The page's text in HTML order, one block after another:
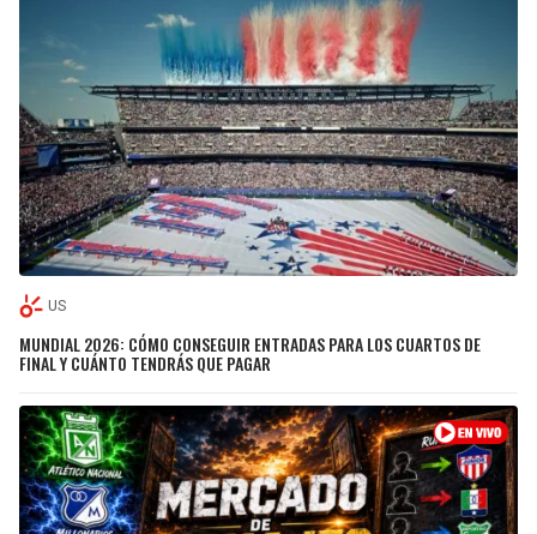
US
MUNDIAL 2026: CÓMO CONSEGUIR ENTRADAS PARA LOS CUARTOS DE
FINAL Y CUÁNTO TENDRÁS QUE PAGAR